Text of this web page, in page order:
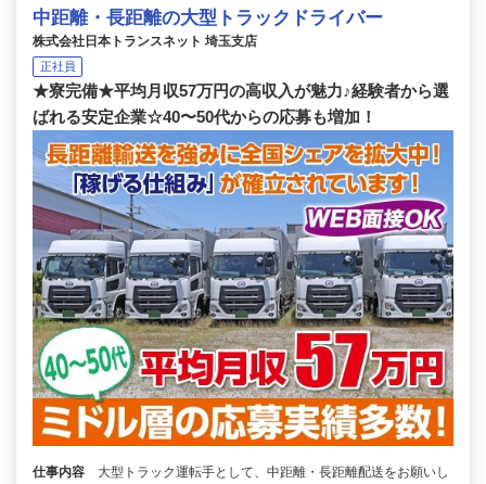
中距離・長距離の大型トラックドライバー
株式会社日本トランスネット 埼玉支店
正社員
★寮完備★平均月収57万円の高収入が魅力♪経験者から選
ばれる安定企業☆40〜50代からの応募も増加！
仕事内容
大型トラック運転手として、中距離・長距離配送をお願いし